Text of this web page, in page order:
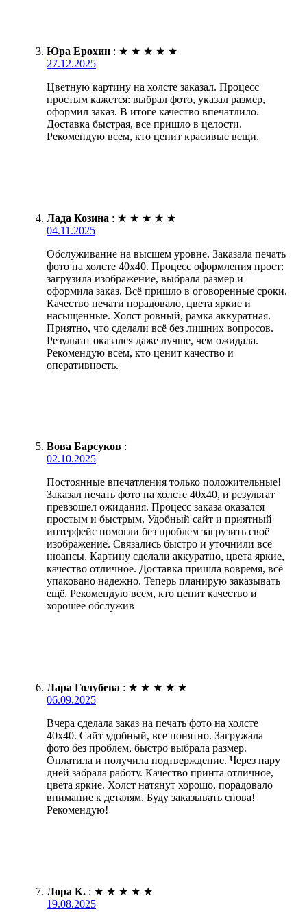
Юра Ерохин : ★ ★ ★ ★ ★
27.12.2025
Цветную картину на холсте заказал. Процесс
простым кажется: выбрал фото, указал размер,
оформил заказ. В итоге качество впечатлило.
Доставка быстрая, все пришло в целости.
Рекомендую всем, кто ценит красивые вещи.
Лада Козина : ★ ★ ★ ★ ★
04.11.2025
Обслуживание на высшем уровне. Заказала печать
фото на холсте 40х40. Процесс оформления прост:
загрузила изображение, выбрала размер и
оформила заказ. Всё пришло в оговоренные сроки.
Качество печати порадовало, цвета яркие и
насыщенные. Холст ровный, рамка аккуратная.
Приятно, что сделали всё без лишних вопросов.
Результат оказался даже лучше, чем ожидала.
Рекомендую всем, кто ценит качество и
оперативность.
Вова Барсуков :
02.10.2025
Постоянные впечатления только положительные!
Заказал печать фото на холсте 40х40, и результат
превзошел ожидания. Процесс заказа оказался
простым и быстрым. Удобный сайт и приятный
интерфейс помогли без проблем загрузить своё
изображение. Связались быстро и уточнили все
нюансы. Картину сделали аккуратно, цвета яркие,
качество отличное. Доставка пришла вовремя, всё
упаковано надежно. Теперь планирую заказывать
ещё. Рекомендую всем, кто ценит качество и
хорошее обслужив
Лара Голубева : ★ ★ ★ ★ ★
06.09.2025
Вчера сделала заказ на печать фото на холсте
40х40. Сайт удобный, все понятно. Загружала
фото без проблем, быстро выбрала размер.
Оплатила и получила подтверждение. Через пару
дней забрала работу. Качество принта отличное,
цвета яркие. Холст натянут хорошо, порадовало
внимание к деталям. Буду заказывать снова!
Рекомендую!
Лора К. : ★ ★ ★ ★ ★
19.08.2025